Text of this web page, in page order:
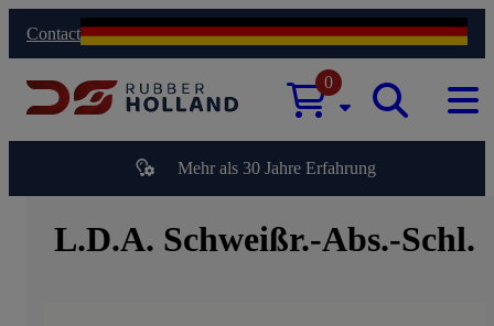
Contact
0
Mehr als 30 Jahre Erfahrung
L.D.A. Schweißr.-Abs.-Schl.